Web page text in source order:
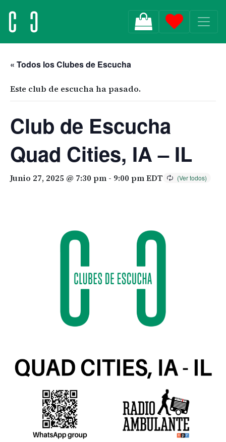
MAIN NAVIGATION
« Todos los Clubes de Escucha
Este club de escucha ha pasado.
Club de Escucha
Quad Cities, IA – IL
Junio 27, 2025 @ 7:30 pm - 9:00 pmEDT